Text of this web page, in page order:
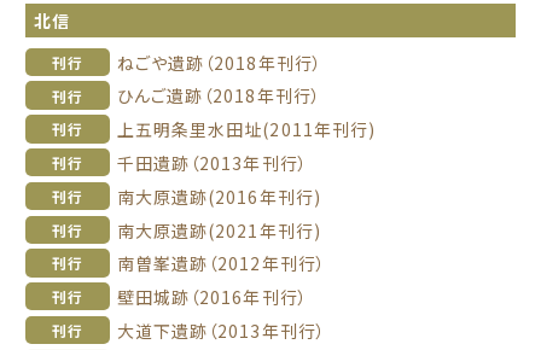
北信
刊行 ねごや遺跡（2018年刊行）
刊行 ひんご遺跡（2018年刊行）
刊行 上五明条里水田址(2011年刊行)
刊行 千田遺跡（2013年刊行）
刊行 南大原遺跡(2016年刊行)
刊行 南大原遺跡(2021年刊行)
刊行 南曽峯遺跡（2012年刊行）
刊行 壁田城跡（2016年刊行）
刊行 大道下遺跡（2013年刊行）